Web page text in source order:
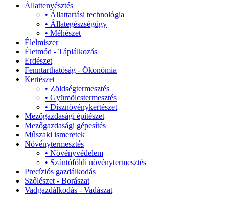
Állattenyésztés
• Állattartási technológia
• Állategészségügy
• Méhészet
Élelmiszer
Életmód - Táplálkozás
Erdészet
Fenntarthatóság - Ökonómia
Kertészet
• Zöldségtermesztés
• Gyümölcstermesztés
• Dísznövénykertészet
Mezőgazdasági építészet
Mezőgazdasági gépesítés
Műszaki ismeretek
Növénytermesztés
• Növényvédelem
• Szántóföldi növénytermesztés
Precíziós gazdálkodás
Szőlészet - Borászat
Vadgazdálkodás - Vadászat